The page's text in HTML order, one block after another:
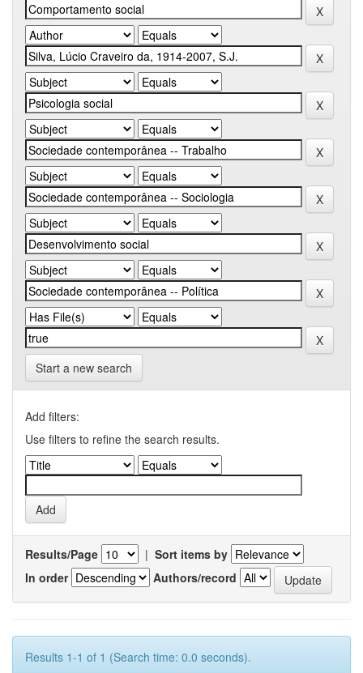
Start a new search
Add filters:
Use filters to refine the search results.
Results/Page | Sort items by
In order
Authors/record
Results 1-1 of 1 (Search time: 0.0 seconds).